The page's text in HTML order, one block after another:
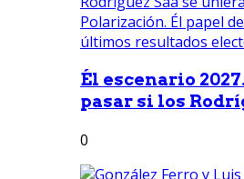
Él escenario
pasar si los
0